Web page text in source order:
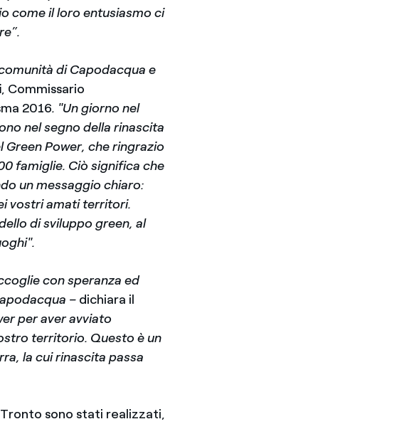
come il loro entusiasmo ci
di Capodacqua e
, Commissario
2016. "Un giorno nel
nel segno della rinascita
Power, che ringrazio
famiglie. Ciò significa che
un messaggio chiaro:
vostri amati territori.
di sviluppo green, al
con speranza ed
– dichiara il
per aver avviato
territorio. Questo è un
la cui rinascita passa
sono stati realizzati,